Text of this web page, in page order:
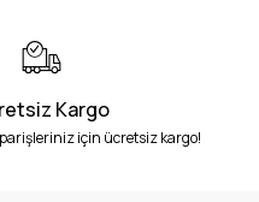
Kargo
için ücretsiz kargo!